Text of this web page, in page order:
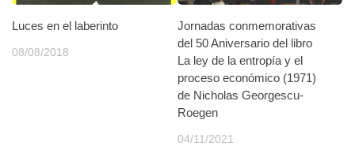
Luces en el laberinto
08/08/2018
Jornadas conmemorativas
del 50 Aniversario del libro
La ley de la entropía y el
proceso económico (1971)
de Nicholas Georgescu-
Roegen
04/11/2021